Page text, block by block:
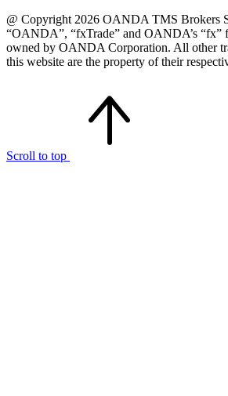
@ Copyright 2026 OANDA TMS Brokers
“OANDA”, “fxTrade” and OANDA’s “fx”
owned by OANDA Corporation. All other
this website are the property of their
Scroll to top